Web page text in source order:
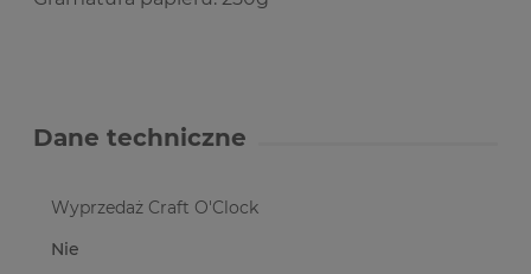
Dane techniczne
Wyprzedaż Craft O'Clock
Nie